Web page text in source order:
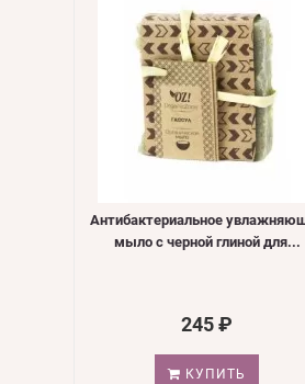
Антибактериальное
мыло с черной глиной для...
245 ₽
КУПИТЬ